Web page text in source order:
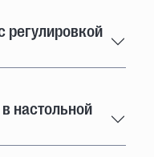
регулировкой
настольной